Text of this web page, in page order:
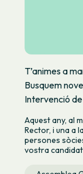
T’animes a
Busquem
Intervenció
Aquest any, al
Rector, i una a
persones
vostra